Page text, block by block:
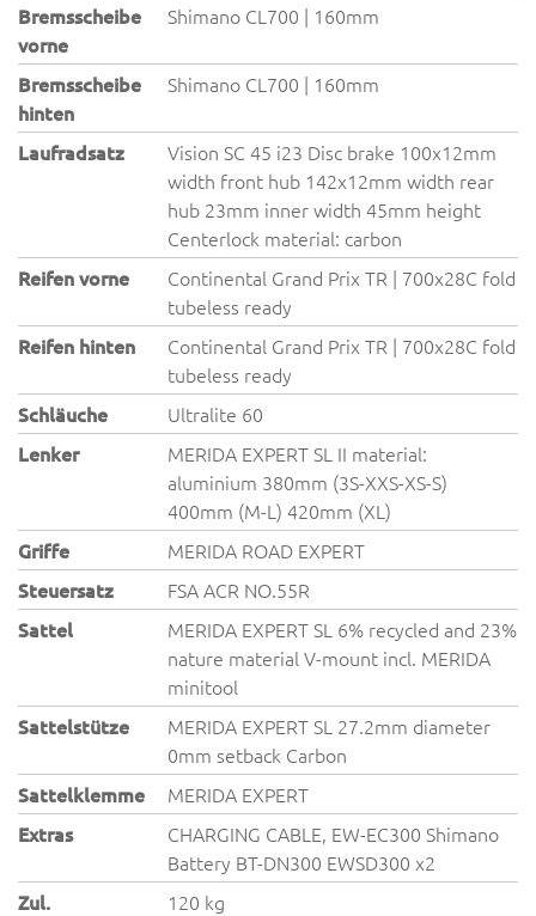
Bremsscheibe
vorne
Shimano CL700 | 160mm
Bremsscheibe
hinten
Shimano CL700 | 160mm
Laufradsatz
Vision SC 45 i23 Disc brake 100x12mm
width front hub 142x12mm width rear
hub 23mm inner width 45mm height
Centerlock material: carbon
Reifen vorne
Continental Grand Prix TR | 700x28C fold
tubeless ready
Reifen hinten
Continental Grand Prix TR | 700x28C fold
tubeless ready
Schläuche
Ultralite 60
Lenker
MERIDA EXPERT SL II material:
aluminium 380mm (3S-XXS-XS-S)
400mm (M-L) 420mm (XL)
Griffe
MERIDA ROAD EXPERT
Steuersatz
FSA ACR NO.55R
Sattel
MERIDA EXPERT SL 6% recycled and 23%
nature material V-mount incl. MERIDA
minitool
Sattelstütze
MERIDA EXPERT SL 27.2mm diameter
0mm setback Carbon
Sattelklemme
MERIDA EXPERT
Extras
CHARGING CABLE, EW-EC300 Shimano
Battery BT-DN300 EWSD300 x2
Zul.
120 kg